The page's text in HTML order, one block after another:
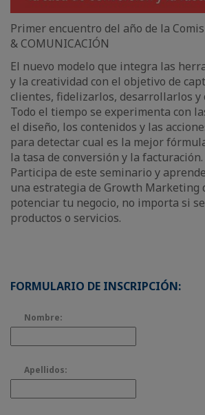
Primer encuentro del año de la
& COMUNICACIÓN
El nuevo modelo que integra las
y la creatividad con el objetivo de
clientes, fidelizarlos, desarrollarlos
Todo el tiempo se experimenta con
el diseño, los contenidos y las
para detectar cual es la mejor
la tasa de conversión y la facturación.
Participa de este seminario y
una estrategia de Growth Marketing
potenciar tu negocio, no importa si
productos o servicios.
FORMULARIO DE INSCRIPCIÓN:
Nombre:
Apellidos: